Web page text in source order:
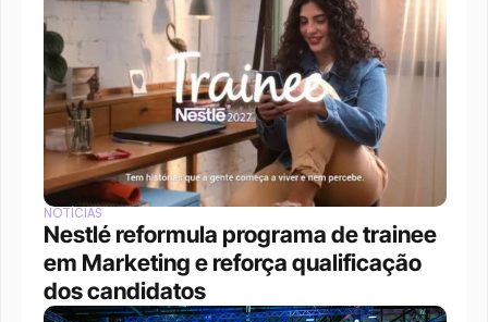
NOTÍCIAS
Nestlé reformula programa de trainee
em Marketing e reforça qualificação
dos candidatos